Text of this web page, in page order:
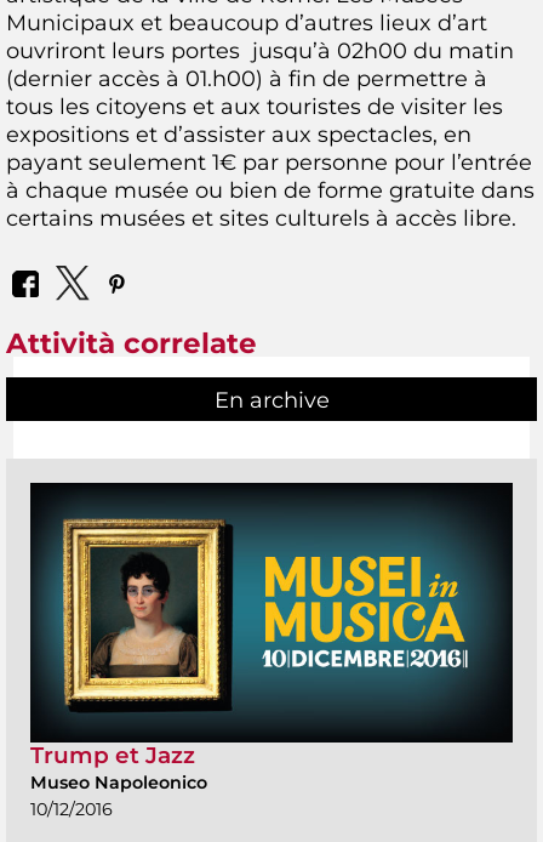
Municipaux et beaucoup d’autres lieux d’art
ouvriront leurs portes jusqu’à 02h00 du matin
(dernier accès à 01.h00) à fin de permettre à
tous les citoyens et aux touristes de visiter les
expositions et d’assister aux spectacles, en
payant seulement 1€ par personne pour l’entrée
à chaque musée ou bien de forme gratuite dans
certains musées et sites culturels à accès libre.
Attività correlate
En archive
Trump et Jazz
Museo Napoleonico
10/12/2016